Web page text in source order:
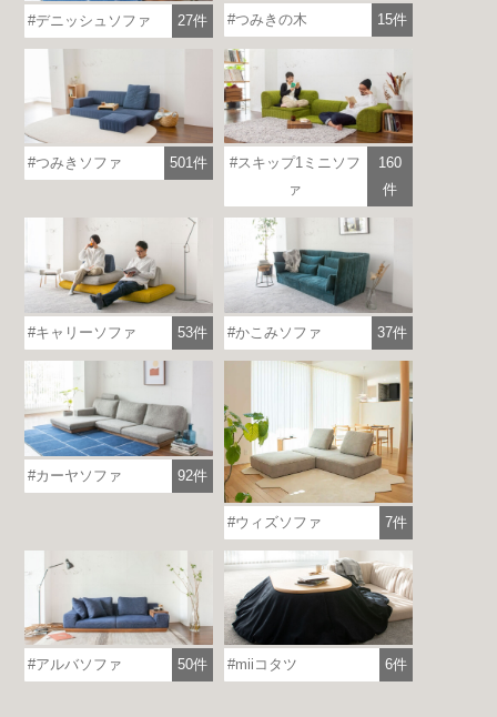
※一部日時は予約制
詳しくはこちら
デニッシュソファ 27件 つみきの木 15件
つみきソファ 501件
スキップ1ミニソフ
ァ
160
件
キャリーソファ 53件 かこみソファ 37件
カーヤソファ 92件
ウィズソファ 7件
アルバソファ 50件 miiコタツ 6件